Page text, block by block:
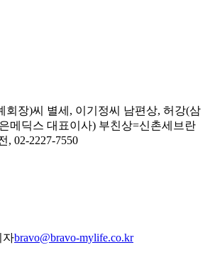
장)씨 별세, 이기정씨 남편상, 허강(삼
메딕스 대표이사) 부친상=신촌세브란
, 02-2227-7550
자bravo@bravo-mylife.co.kr